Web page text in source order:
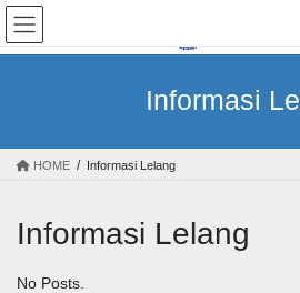
Skip
the
Skip
the
Informasi
HOME Informasi Lelang
Informasi Lelang
No Posts.